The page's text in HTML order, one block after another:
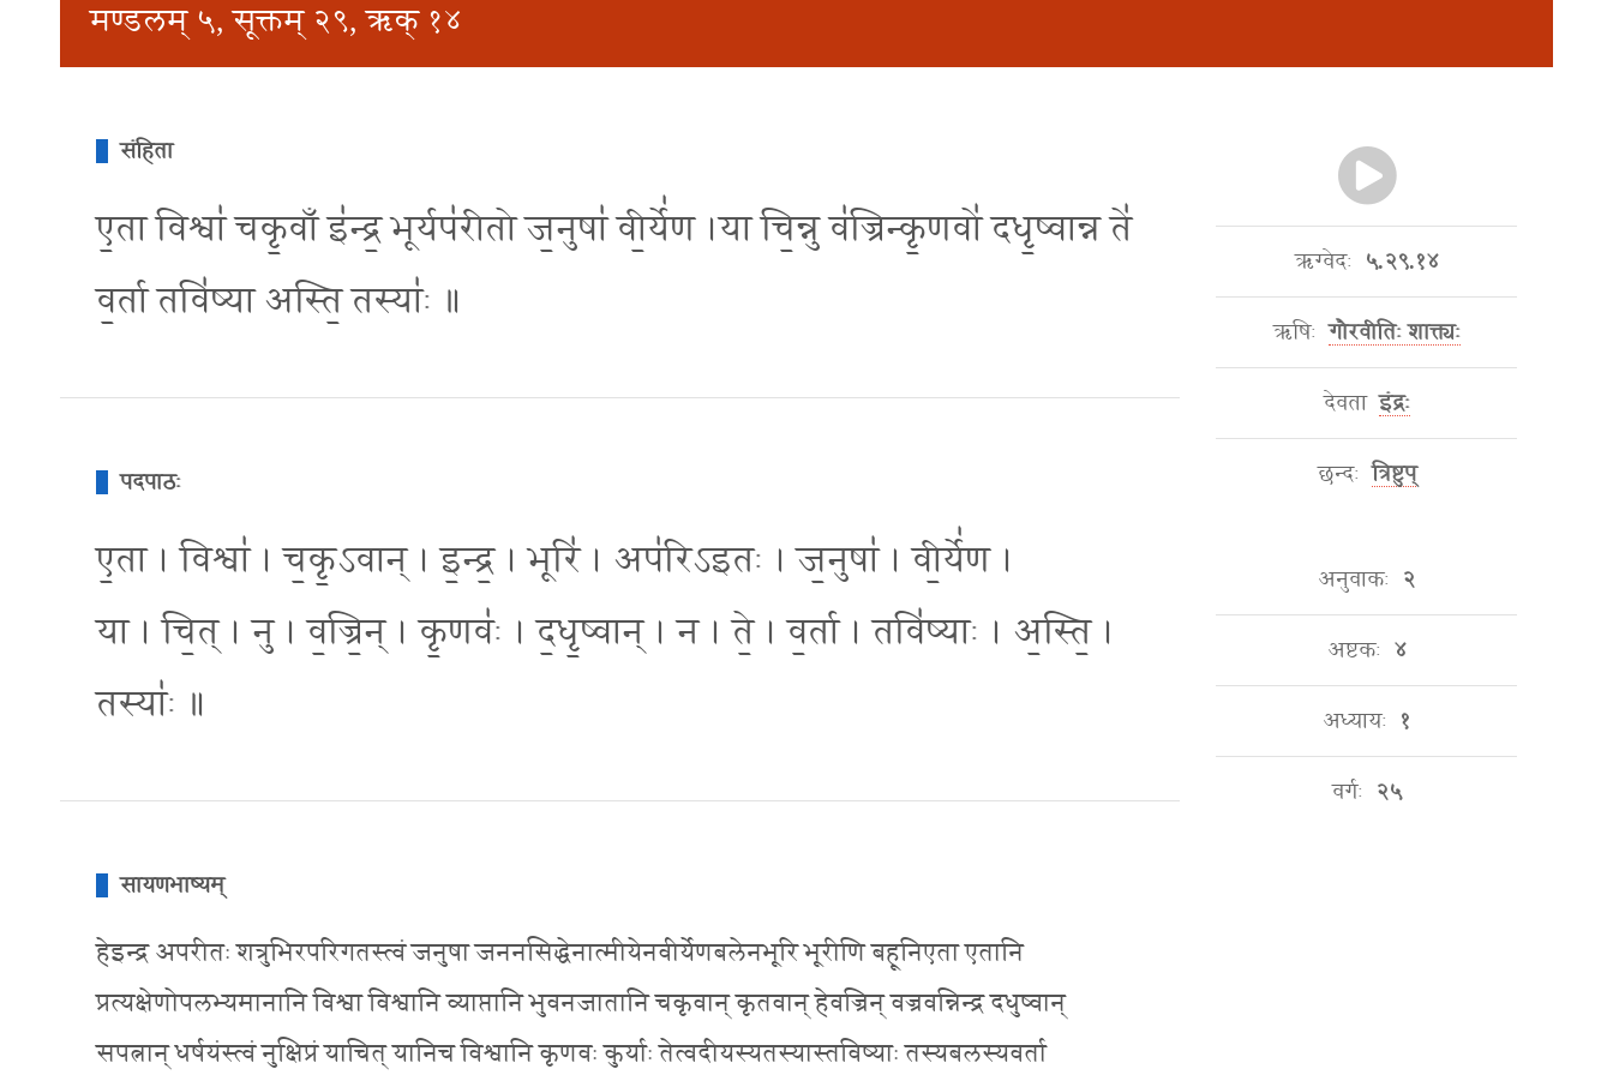
मण्डलम् ५, सूक्तम् २९, ऋक् १४
संहिता
ए॒ता विश्वा॑ चकृ॒वाँ इ॑न्द्र॒ भूर्यप॑रीतो ज॒नुषा॑ वी॒र्ये॑ण ।या चि॒न्नु व॑ज्रिन्कृ॒णवो॑ दधृ॒ष्वान्न ते॑
व॒र्ता तवि॑ष्या अस्ति॒ तस्या॑ः ॥
पदपाठः
ए॒ता । विश्वा॑ । च॒कृ॒ऽवान् । इ॒न्द्र॒ । भूरि॑ । अप॑रिऽइतः । ज॒नुषा॑ । वी॒र्ये॑ण ।
या । चि॒त् । नु । व॒ज्रि॒न् । कृ॒णवः॑ । द॒धृ॒ष्वान् । न । ते॒ । व॒र्ता । तवि॑ष्याः । अ॒स्ति॒ ।
तस्याः॑ ॥
सायणभाष्यम्
हेइन्द्र अपरीतः शत्रुभिरपरिगतस्त्वं जनुषा जननसिद्धेनात्मीयेनवीर्येणबलेनभूरि भूरीणि बहूनिएता एतानि
प्रत्यक्षेणोपलभ्यमानानि विश्वा विश्वानि व्याप्तानि भुवनजातानि चकृवान् कृतवान् हेवज्रिन् वज्रवन्निन्द्र दधुष्वान्
सपत्नान् धर्षयंस्त्वं नुक्षिप्रं याचित् यानिच विश्वानि कृणवः कुर्याः तेत्वदीयस्यतस्यास्तविष्याः तस्यबलस्यवर्ता
ऋग्वेदः ५.२९.१४
ऋषिः गौरवीतिः शाक्त्यः
देवता इंद्रः
छन्दः त्रिष्टुप्
अनुवाकः २
अष्टकः ४
अध्यायः १
वर्गः २५